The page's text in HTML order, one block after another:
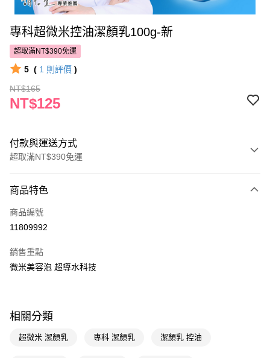
專科超微米控油潔顏乳100g-新
超取滿NT$390免運
5 ( 1 則評價 )
NT$165
NT$125
付款與運送方式
超取滿NT$390免運
POYA支付
信用卡一次付款
LINE Pay
街口支付
商品特色
商品編號
11809992
銷售重點
微米美容泡 超導水科技
相關分類
超微米 潔顏乳 專科 潔顏乳 潔顏乳 控油